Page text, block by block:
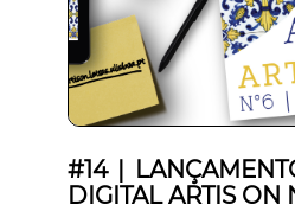
#14 |
DIGITAL ARTIS ON